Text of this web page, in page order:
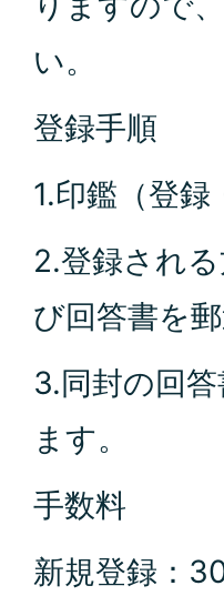
い。
登録手順
1.印鑑（登
2.登録され
び回答書を郵
3.同封の回
ます。
手数料
新規登録：